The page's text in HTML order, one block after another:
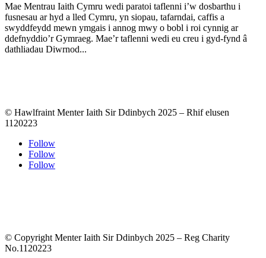
Mae Mentrau Iaith Cymru wedi paratoi taflenni i’w dosbarthu i
fusnesau ar hyd a lled Cymru, yn siopau, tafarndai, caffis a
swyddfeydd mewn ymgais i annog mwy o bobl i roi cynnig ar
ddefnyddio’r Gymraeg. Mae’r taflenni wedi eu creu i gyd-fynd â
dathliadau Diwrnod...
© Hawlfraint Menter Iaith Sir Ddinbych 2025 – Rhif elusen
1120223
Follow
Follow
Follow
© Copyright Menter Iaith Sir Ddinbych 2025 – Reg Charity
No.1120223